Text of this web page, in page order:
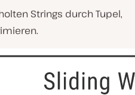
Strings durch Tupel,